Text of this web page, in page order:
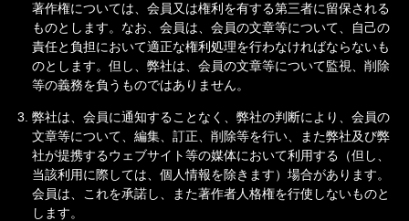
著作権については、会員又は権利を有する第三者に留保される
ものとします。なお、会員は、会員の文章等について、自己の
責任と負担において適正な権利処理を行わなければならないも
のとします。但し、弊社は、会員の文章等について監視、削除
等の義務を負うものではありません。
弊社は、会員に通知することなく、弊社の判断により、会員の
文章等について、編集、訂正、削除等を行い、また弊社及び弊
社が提携するウェブサイト等の媒体において利用する（但し、
当該利用に際しては、個人情報を除きます）場合があります。
会員は、これを承諾し、また著作者人格権を行使しないものと
します。